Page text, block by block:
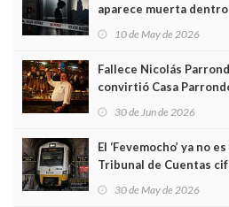
aparece muerta
10 de May de 2026
Fallece Nicolás
convirtió Casa
30 de Jun de 2026
El ‘Fevemocho’ ya no
Tribunal de Cuentas
30 de May de 2026